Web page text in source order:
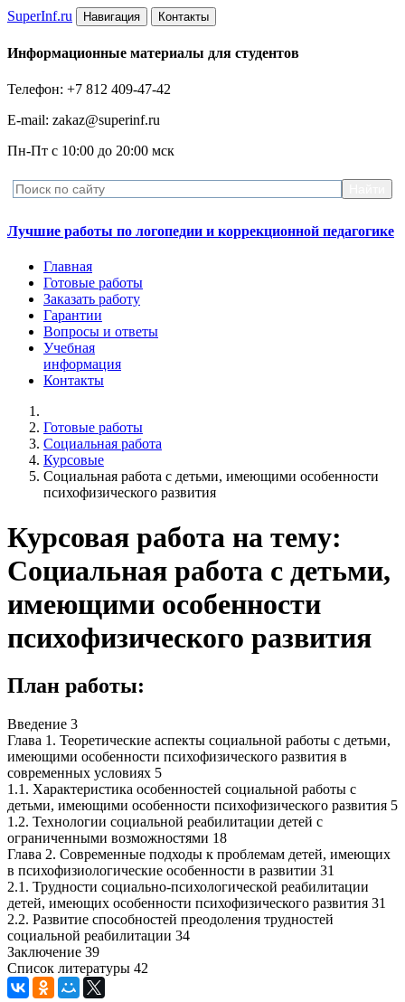
SuperInf.ru Навигация Контакты
Информационные материалы для студентов
Телефон: +7 812 409-47-42
E-mail: zakaz@superinf.ru
Пн-Пт с 10:00 до 20:00 мск
Лучшие работы по логопедии и коррекционной педагогике
Главная
Готовые работы
Заказать работу
Гарантии
Вопросы и ответы
Учебная
информация
Контакты
Готовые работы
Социальная работа
Курсовые
Социальная работа с детьми, имеющими особенности
психофизического развития
Курсовая работа на тему:
Социальная работа с детьми,
имеющими особенности
психофизического развития
План работы:
Введение 3
Глава 1. Теоретические аспекты социальной работы с детьми,
имеющими особенности психофизического развития в
современных условиях 5
1.1. Характеристика особенностей социальной работы с
детьми, имеющими особенности психофизического развития 5
1.2. Технологии социальной реабилитации детей с
ограниченными возможностями 18
Глава 2. Современные подходы к проблемам детей, имеющих
в психофизиологические особенности в развитии 31
2.1. Трудности социально-психологической реабилитации
детей, имеющих особенности психофизического развития 31
2.2. Развитие способностей преодоления трудностей
социальной реабилитации 34
Заключение 39
Список литературы 42